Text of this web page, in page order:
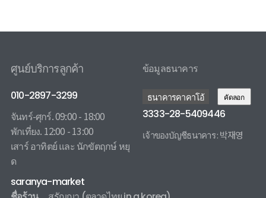
ศูนย์บริการลูกค้า
010-2897-3299
จันทร์-ศุกร์. 09:00 - 18:00
พักเที่ยง. 12:00 - 13:00
เสาร์ อาทิตย์ และ นักขัตฤกษ์ หยุ
ด
ข้อมูลธนาคาร
ธนาคารคาคาโอ้ คัดลอก
3333-28-5409446
เจ้าของบัญชีธนาคาร : 박재영
saranya-market